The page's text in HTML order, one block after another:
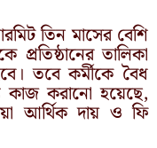
তিন মাসের বেশি
তালিকা
তবে কর্মীকে বৈধ
কাজ করানো হয়েছে,
আর্থিক দায় ও ফি